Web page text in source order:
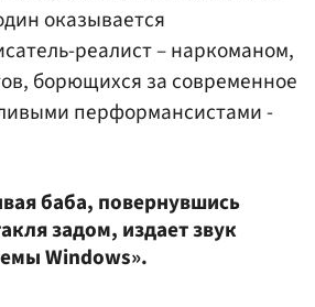
оказывается
реалист – наркоманом,
борющихся за современное
перформансистами -
баба, повернувшись
задом, издает звук
Windows».